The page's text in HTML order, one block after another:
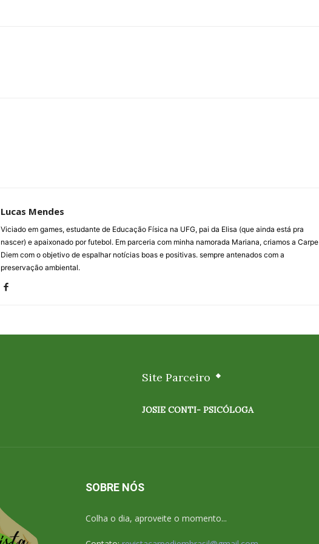
Lucas Mendes
Viciado em games, estudante de Educação Física na UFG, pai da Elisa (que ainda está pra
nascer) e apaixonado por futebol. Em parceria com minha namorada Mariana, criamos a Carpe
Diem com o objetivo de espalhar notícias boas e positivas. sempre antenados com a
preservação ambiental.
Site Parceiro
JOSIE CONTI- PSICÓLOGA
SOBRE NÓS
Colha o dia, aproveite o momento...